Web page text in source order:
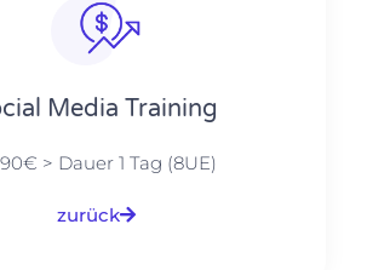
Media Training
> Dauer 1 Tag (8UE)
zurück